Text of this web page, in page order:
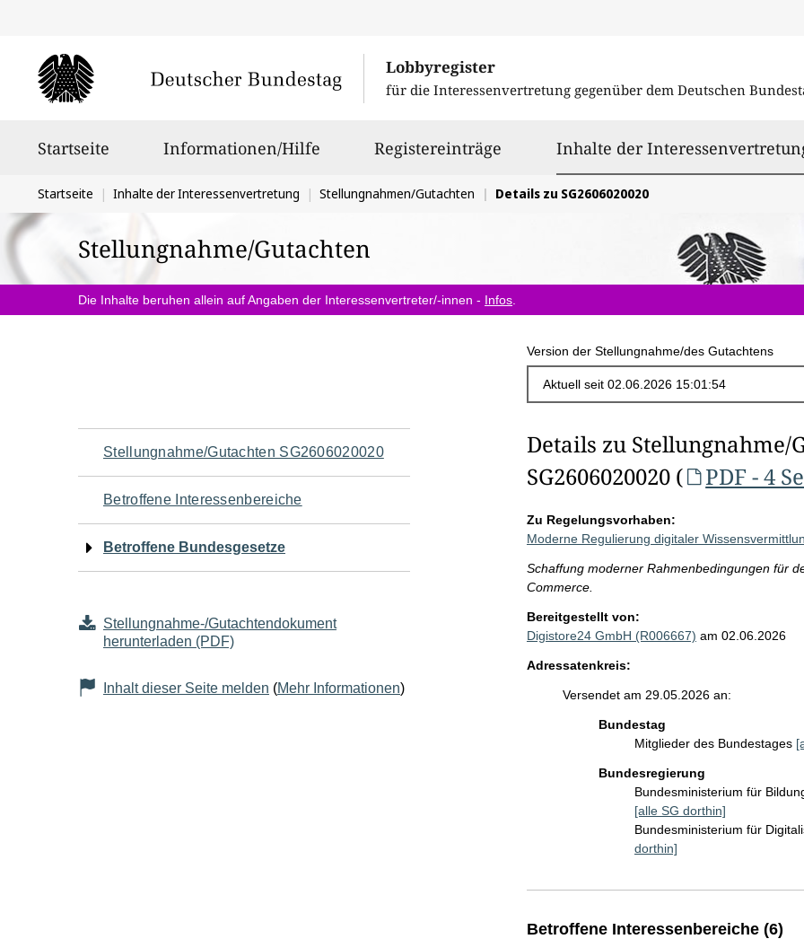
Lobbyregister
für die Interessenvertretung gegenüber dem Deutschen
Startseite Informationen/Hilfe Registereinträge Inhalte der
Sie
befinden
sich
hier:
Startseite Inhalte der Interessenvertretung Stellungnahmen/Gutachten Details zu SG2606020020
Stellungnahme/Gutachten
Die Inhalte beruhen allein auf Angaben der Interessenvertreter/-innen - Infos
Version der Stellungnahme/des Gutachtens
Navigation
für
den
Seiteninhalt
Stellungnahme/Gutachten SG2606020020
Betroffene Interessenbereiche
Betroffene Bundesgesetze
Stellungnahme-/Gutachtendokument
herunterladen (PDF)
Inhalt dieser Seite melden (Mehr Informationen)
Details zu Stellungnahme/
SG2606020020 (
PDF - 4
Zu Regelungsvorhaben:
Moderne Regulierung digitaler
Schaffung moderner Rahmenbedingungen für
Commerce.
Bereitgestellt von:
Digistore24 GmbH (R006667) am 02.06.2026
Adressatenkreis:
Versendet am 29.05.2026 an:
Bundestag
Mitglieder des Bundestages
Bundesregierung
Bundesministerium für
[alle SG dorthin]
Bundesministerium für
dorthin]
Betroffene Interessenbereiche (6)